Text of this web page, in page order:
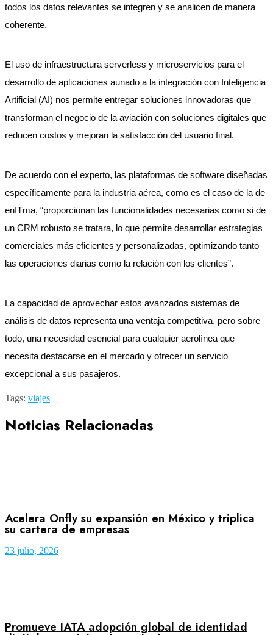
todos los datos relevantes se integren y se analicen de manera
coherente.
El uso de infraestructura serverless y microservicios para el
desarrollo de aplicaciones aunado a la integración con Inteligencia
Artificial (AI) nos permite entregar soluciones innovadoras que
transforman el negocio de la aviación con soluciones digitales que
reducen costos y mejoran la satisfacción del usuario final.
De acuerdo con el experto, las plataformas de software diseñadas
específicamente para la industria aérea, como es el caso de la de
enITma, “proporcionan las funcionalidades necesarias como si de
un CRM robusto se tratara, lo que permite desarrollar estrategias
comerciales más eficientes y personalizadas, optimizando tanto
las operaciones diarias como la relación con los clientes”.
La capacidad de aprovechar estos avanzados sistemas de
análisis de datos representa una ventaja competitiva, pero sobre
todo, una necesidad esencial para cualquier aerolínea que
necesita destacarse en el mercado y ofrecer un servicio
excepcional a sus pasajeros.
Tags: viajes
Noticias Relacionadas
Acelera Onfly su expansión en México y triplica
su cartera de empresas
23 julio, 2026
Promueve IATA adopción global de identidad